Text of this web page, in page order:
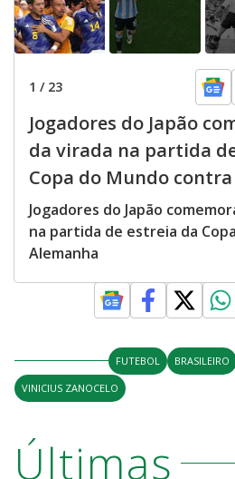
1 / 23
Jogadores do Japão
da virada na partida
Copa do Mundo
Jogadores do Japão
na partida de estreia da
Alemanha
FUTEBOL BRASILEIRO
VINICIUS ZANOCELO
Últimas